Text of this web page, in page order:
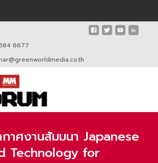
6677
าศงานสัมมนา Japanese
Technology for